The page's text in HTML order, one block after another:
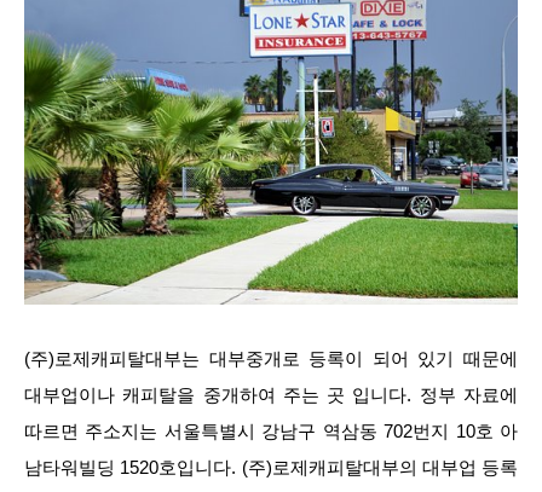
(주)로제캐피탈대부는 대부중개로 등록이 되어 있기 때문에
대부업이나 캐피탈을 중개하여 주는 곳 입니다. 정부 자료에
따르면 주소지는 서울특별시 강남구 역삼동 702번지 10호 아
남타워빌딩 1520호입니다. (주)로제캐피탈대부의 대부업 등록